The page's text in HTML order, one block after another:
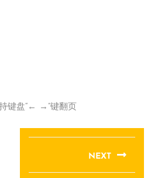
键盘“← →”键翻页
NEXT